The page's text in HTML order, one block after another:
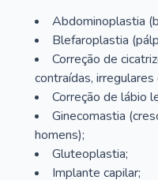
Abdominoplastia
Blefaroplastia
Correção de
contraídas, irregulares
Correção de lábio
Ginecomastia
homens);
Gluteoplastia;
Implante capilar;